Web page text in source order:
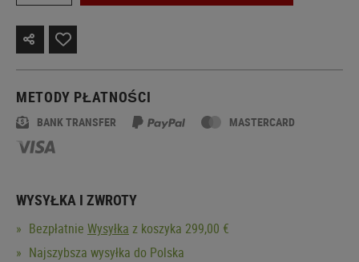
METODY PŁATNOŚCI
BANK TRANSFER MASTERCARD
WYSYŁKA I ZWROTY
Bezpłatnie Wysyłka z koszyka 299,00 €
Najszybsza wysyłka do Polska